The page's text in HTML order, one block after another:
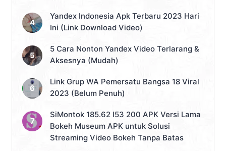
Yandex Indonesia Apk Terbaru 2023 Hari
Ini (Link Download Video)
5 Cara Nonton Yandex Video Terlarang &
Aksesnya (Mudah)
Link Grup WA Pemersatu Bangsa 18 Viral
2023 (Belum Penuh)
SiMontok 185.62 l53 200 APK Versi Lama
Bokeh Museum APK untuk Solusi
Streaming Video Bokeh Tanpa Batas